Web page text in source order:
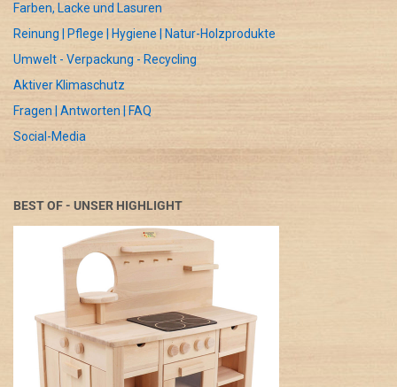
Farben, Lacke und Lasuren
Reinung | Pflege | Hygiene | Natur-Holzprodukte
Umwelt - Verpackung - Recycling
Aktiver Klimaschutz
Fragen | Antworten | FAQ
Social-Media
BEST OF - UNSER HIGHLIGHT